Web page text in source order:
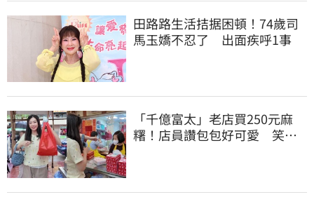
田路路生活拮据困頓！74歲司
馬玉嬌不忍了 出面疾呼1事
「千億富太」老店買250元麻
糬！店員讚包包好可愛 笑